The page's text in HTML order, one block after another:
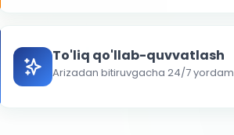
To'liq qo'llab-quvvatlash
Arizadan bitiruvgacha 24/7 yordam